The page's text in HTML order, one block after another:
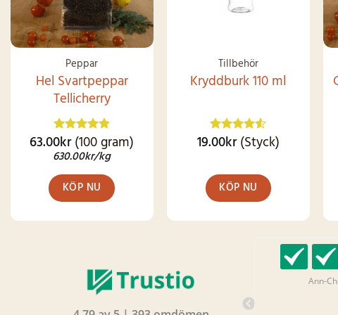
Peppar
Hel Svartpeppar
Tellicherry
Betygsatt
4.87 av 5
63.00kr(100 gram)
630.00kr/kg
KÖP NU
Tillbehör
Kryddburk 110 ml
Betygsatt
av 5
19.00kr(Styck)
KÖP NU
Camilla �, 1 dag
Bra kvalitet kryddor och enastående
Ann-